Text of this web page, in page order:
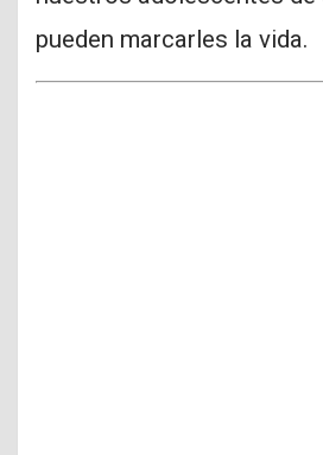
pueden marcarles la vida.